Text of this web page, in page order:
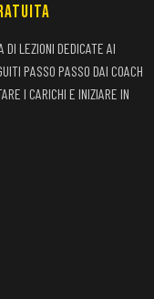
DI LEZIONI DEDICATE AI
PASSO PASSO DAI COACH
I CARICHI E INIZIARE IN